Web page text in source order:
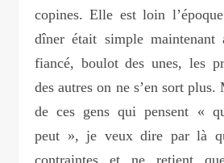
copines. Elle est loin
dîner était simple maintenant
fiancé, boulot des unes, les
des autres on ne s’en sort
de ces gens qui pensent «
peut », je veux dire par là